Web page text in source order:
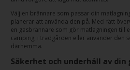
Välj en brännare som passar din
planerar att använda den på. Med rätt
en gasbrännare som gör matlagningen till
camping, i trädgården eller använder den
därhemma.
Säkerhet och underhåll av din